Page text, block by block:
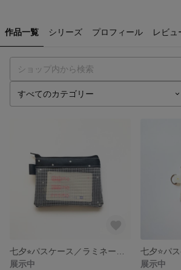
作品一覧 シリーズ プロフィール レビュ
展示中
展示中